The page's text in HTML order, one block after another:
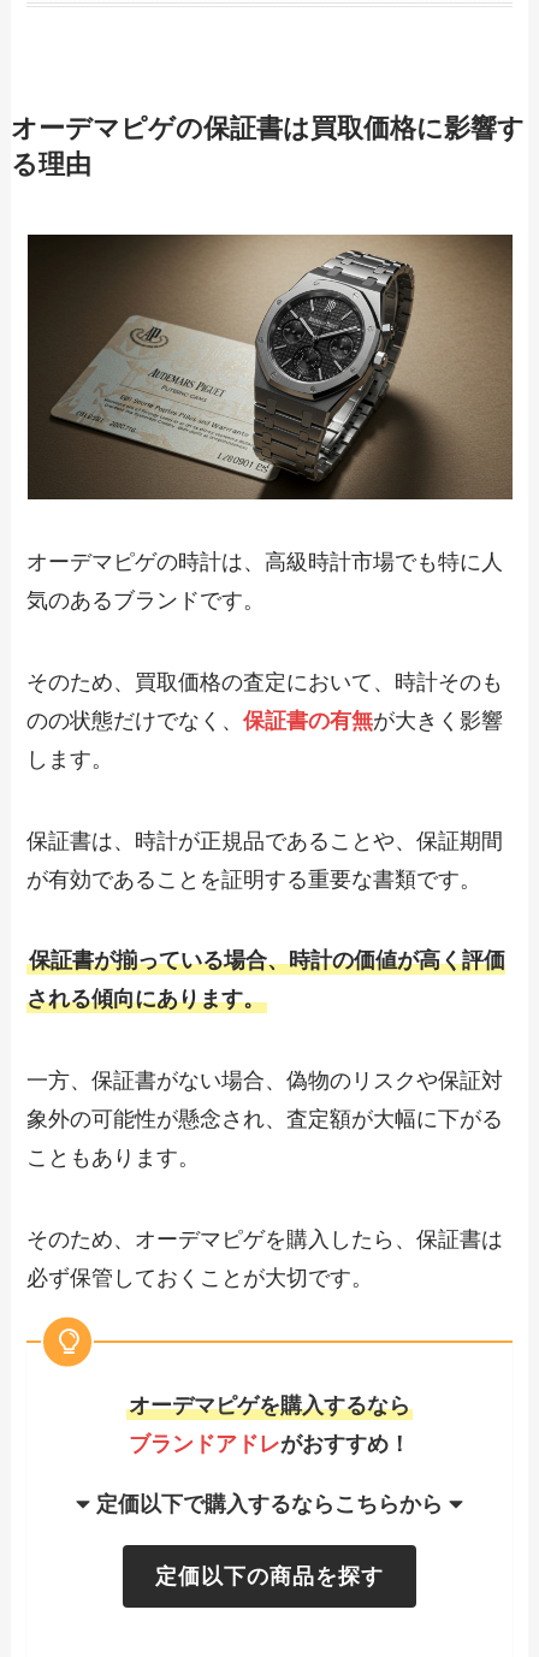
オーデマピゲの保証書は買取価格に影響す
る理由
オーデマピゲの時計は、高級時計市場でも特に人
気のあるブランドです。
そのため、買取価格の査定において、時計そのも
のの状態だけでなく、保証書の有無が大きく影響
します。
保証書は、時計が正規品であることや、保証期間
が有効であることを証明する重要な書類です。
保証書が揃っている場合、時計の価値が高く評価
される傾向にあります。
一方、保証書がない場合、偽物のリスクや保証対
象外の可能性が懸念され、査定額が大幅に下がる
こともあります。
そのため、オーデマピゲを購入したら、保証書は
必ず保管しておくことが大切です。
オーデマピゲを購入するなら
ブランドアドレがおすすめ！
定価以下で購入するならこちらから
定価以下の商品を探す